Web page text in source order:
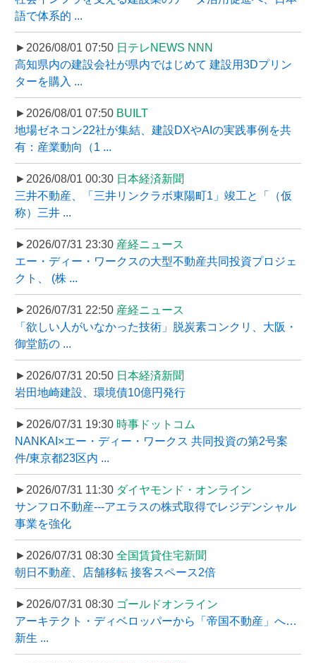
語で体系的 ...
►2026/08/01 07:50 日テレNEWS NNN
高知県内の建設会社が県内ではじめて 建設用3Dプリン
ターを購入 ...
►2026/08/01 07:50 BUILT
地場ゼネコン22社が集結、建設DXやAIの実践事例を共
有：産業動向（1 ...
►2026/08/01 00:30 日本経済新聞
三井不動産、「三井リンクラボ東陽町1」竣工と「（仮
称）三井 ...
►2026/07/31 23:30 産経ニュース
エー・ディー・ワークスの大型不動産共同投資プロジェ
クト、 (株 ...
►2026/07/31 22:50 産経ニュース
「欲しい人がいなかった技術」脱炭素コンクリ、大阪・
御堂筋の ...
►2026/07/31 20:50 日本経済新聞
岩田地崎建設、環境債10億円発行
►2026/07/31 19:30 時事ドットコム
NANKAI×エー・ディー・ワークス 共同投資の第2号案
件/東京都23区内 ...
►2026/07/31 11:30 ダイヤモンド・オンライン
サンフロ不動産---アエラスの株式取得でレジデンシャル
事業を強化
►2026/07/31 08:30 全国賃貸住宅新聞
朝日不動産、店舗移転 接客スペース2倍
►2026/07/31 08:30 ゴールドオンライン
アーキテクト・ディベロッパーから「帝国不動産」へ…
新生 ...